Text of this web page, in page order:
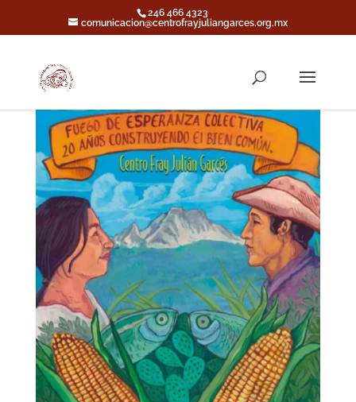
246 466 4323
comunicacion@centrofrayjuliangarces.org.mx